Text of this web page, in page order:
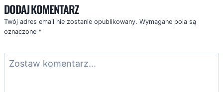
DODAJ KOMENTARZ
Twój adres email nie zostanie opublikowany. Wymagane pola są
oznaczone *